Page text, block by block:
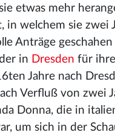
etwas mehr
in welchem sie
Anträge
in Dresden für
Jahre nach
Verfluß von zwei
Donna, die in
um sich in der